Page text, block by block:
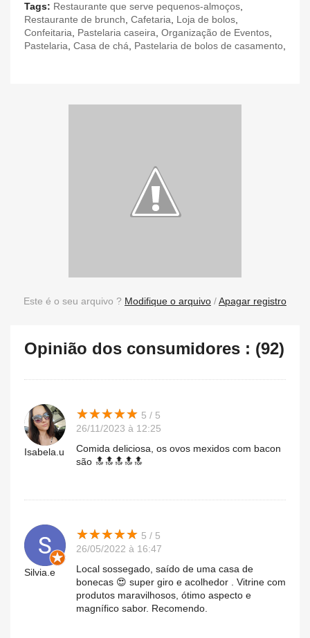
Tags: Restaurante que serve pequenos-almoços
Restaurante de brunch Cafetaria Loja de bolos
Confeitaria
Pastelaria caseira Organização de Eventos
Pastelaria Casa de chá Pastelaria de bolos de casamento
Este é o seu arquivo ? Modifique o arquivo /Apagar registro
Opinião dos consumidores : (92)
Isabela.u
★★★★★
★★★★★ 5 / 5
26/11/2023 à 12:25
Comida deliciosa, os ovos mexidos com bacon
são 🔝🔝🔝🔝🔝
Silvia.e
★★★★★
★★★★★ 5 / 5
26/05/2022 à 16:47
Local sossegado, saído de uma casa de
bonecas 😍 super giro e acolhedor . Vitrine com
produtos maravilhosos, ótimo aspecto e
magnífico sabor. Recomendo.